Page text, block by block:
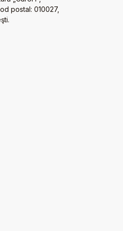
postal: 010027,